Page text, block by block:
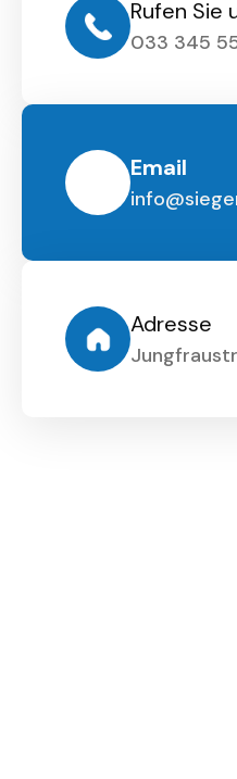
Rufen Sie
033 345
Email
Adresse